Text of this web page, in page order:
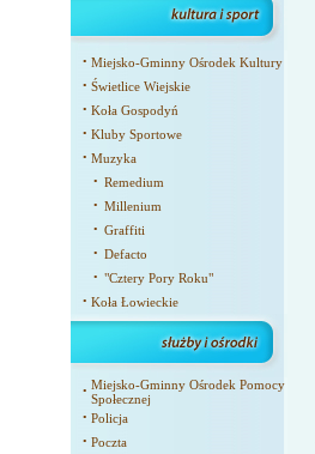
• Miejsko-Gminny Ośrodek Kultury
• Świetlice Wiejskie
• Koła Gospodyń
• Kluby Sportowe
• Muzyka
• Remedium
• Millenium
• Graffiti
• Defacto
• "Cztery Pory Roku"
• Koła Łowieckie
• Miejsko-Gminny Ośrodek Pomocy
Społecznej
• Policja
• Poczta